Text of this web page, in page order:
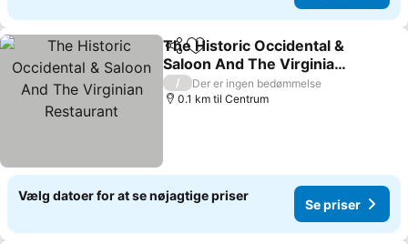
Del Føj til favoritter
The Historic Occidental &
Saloon And The Virginian
Restaurant
Se priser
/
Der er ingen bedømmelse
0.1 km til Centrum
Vælg datoer for at se nøjagtige priser
Se priser